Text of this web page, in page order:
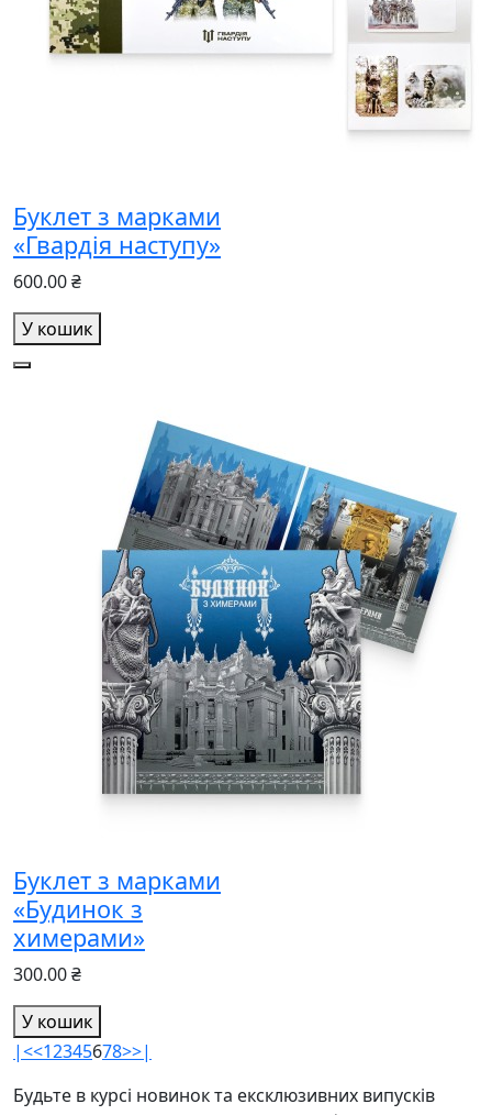
Буклет з марками
«Гвардія наступу»
600.00 ₴
У кошик
Буклет з марками
«Будинок з
химерами»
300.00 ₴
У кошик
|<<12345678>>|
Будьте в курсі новинок та ексклюзивних випусків